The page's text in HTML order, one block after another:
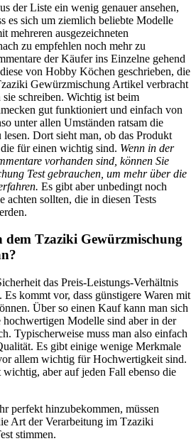
der Liste ein wenig genauer ansehen,
es sich um ziemlich beliebte Modelle
mehreren ausgezeichneten
zu empfehlen noch mehr zu
der Käufer ins Einzelne gehend
von Hobby Köchen geschrieben, die
Gewürzmischung Artikel verbracht
schreiben. Wichtig ist beim
gut funktioniert und einfach von
unter allen Umständen ratsam die
Dort sieht man, ob das Produkt
für einen wichtig sind. Wenn in der
vorhanden sind, können Sie
Test gebrauchen, um mehr über die
Es gibt aber unbedingt noch
achten sollten, die in diesen Tests
dem Tzaziki Gewürzmischung
das Preis-Leistungs-Verhältnis
kommt vor, dass günstigere Waren mit
Über so einen Kauf kann man sich
Modelle sind aber in der
Typischerweise muss man also einfach
Es gibt einige wenige Merkmale
allem wichtig für Hochwertigkeit sind.
aber auf jeden Fall ebenso die
perfekt hinzubekommen, müssen
Art der Verarbeitung im Tzaziki
stimmen.